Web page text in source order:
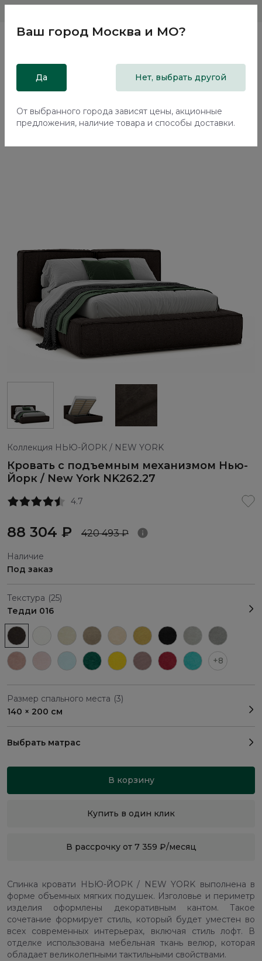
Главная
Кровати
Кровать с подъемным механизмом Нью-Йорк / New York
Коллекция НЬЮ-ЙОРК / NEW YORK
Кровать с подъемным механизмом Нью-
Йорк / New York NK262.27
4.7
88 304 ₽ 420 493 ₽
Наличие
Под заказ
Текстура (25)
Тедди 016
+8
Размер спального места (3)
140 × 200 см
Выбрать матрас
В корзину
Купить в один клик
В рассрочку от 7 359 ₽/месяц
Спинка кровати НЬЮ-ЙОРК / NEW YORK выполнена в
форме объемных мягких подушек. Изголовье и периметр
изделия оформлены декоративным кантом. Такое
сочетание формирует стиль, который будет уместен во
всех современных интерьерах, включая стиль лофт. В
отделке использована мебельная ткань велюр, которая
обладает великолепными тактильными свойствами.
Ваш город Москва и МО?
Да Нет, выбрать другой
От выбранного города зависят цены, акционные
предложения, наличие товара и способы доставки.